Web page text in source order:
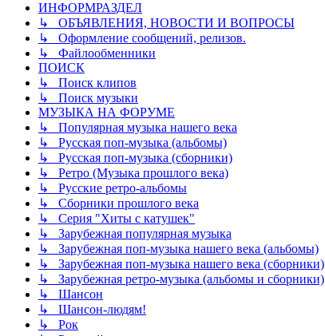
ИНФОРМРАЗДЕЛ
↳ ОБЪЯВЛЕНИЯ, НОВОСТИ И ВОПРОСЫ
↳ Оформление сообщений, релизов.
↳ Файлообменники
ПОИСК
↳ Поиск клипов
↳ Поиск музыки
МУЗЫКА НА ФОРУМЕ
↳ Популярная музыка нашего века
↳ Русская поп-музыка (альбомы)
↳ Русская поп-музыка (сборники)
↳ Ретро (Музыка прошлого века)
↳ Русские ретро-альбомы
↳ Сборники прошлого века
↳ Серия "Хиты с катушек"
↳ Зарубежная популярная музыка
↳ Зарубежная поп-музыка нашего века (альбомы)
↳ Зарубежная поп-музыка нашего века (сборники)
↳ Зарубежная ретро-музыка (альбомы и сборники)
↳ Шансон
↳ Шансон-людям!
↳ Рок